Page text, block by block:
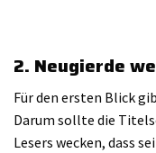
2. Neugierde
Für den ersten Blick
Darum sollte die
Lesers wecken, dass